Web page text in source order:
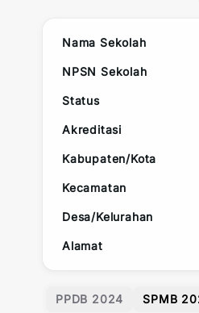
Nama Sekolah
NPSN Sekolah
Status
Akreditasi
Kabupaten/Kota
Kecamatan
Desa/Kelurahan
Alamat
PPDB 2024 SPMB